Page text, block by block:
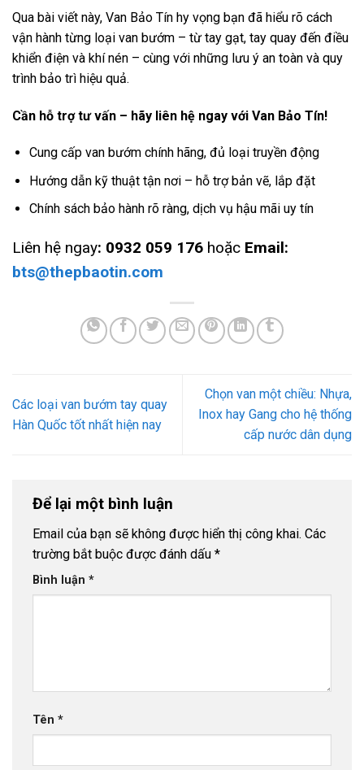
Qua bài viết này, Van Bảo Tín hy vọng bạn đã hiểu rõ cách
vận hành từng loại van bướm – từ tay gạt, tay quay đến điều
khiển điện và khí nén – cùng với những lưu ý an toàn và quy
trình bảo trì hiệu quả.
Cần hỗ trợ tư vấn – hãy liên hệ ngay với Van Bảo Tín!
Cung cấp van bướm chính hãng, đủ loại truyền động
Hướng dẫn kỹ thuật tận nơi – hỗ trợ bản vẽ, lắp đặt
Chính sách bảo hành rõ ràng, dịch vụ hậu mãi uy tín
Liên hệ ngay: 0932 059 176 hoặc Email:
bts@thepbaotin.com
Các loại van bướm tay quay
Hàn Quốc tốt nhất hiện nay
Chọn van một chiều: Nhựa,
Inox hay Gang cho hệ thống
cấp nước dân dụng
Để lại một bình luận
Email của bạn sẽ không được hiển thị công khai. Các
trường bắt buộc được đánh dấu *
Bình luận *
Tên *